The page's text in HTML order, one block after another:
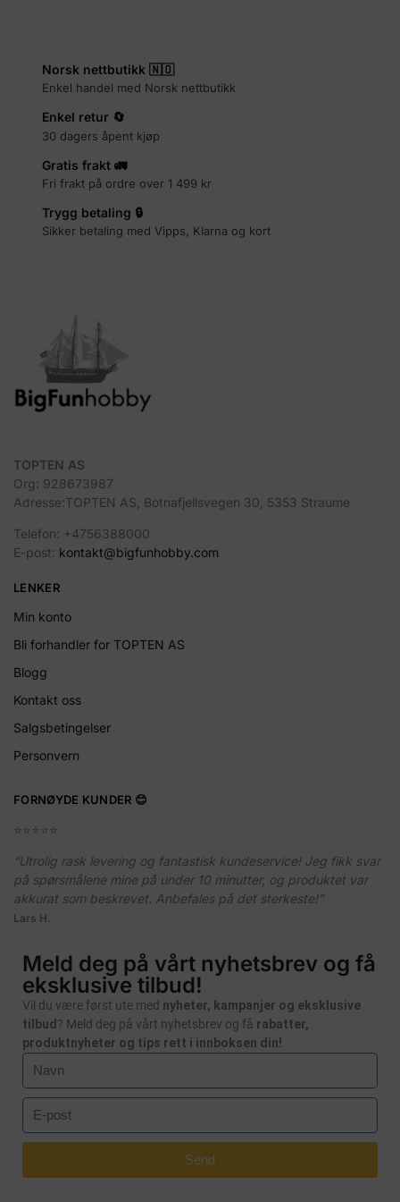
Norsk nettbutikk 🇳🇴
Enkel handel med Norsk nettbutikk
Enkel retur 🔄
30 dagers åpent kjøp
Gratis frakt 🚛
Fri frakt på ordre over 1 499 kr
Trygg betaling 🔒
Sikker betaling med Vipps, Klarna og kort
TOPTEN AS
Org: 928673987
Adresse:TOPTEN AS, Botnafjellsvegen 30, 5353 Straume
Telefon: +4756388000
E-post: kontakt@bigfunhobby.com
LENKER
Min konto
Bli forhandler for TOPTEN AS
Blogg
Kontakt oss
Salgsbetingelser
Personvern
FORNØYDE KUNDER 😊
⭐️⭐️⭐️⭐️⭐️
“Utrolig rask levering og fantastisk kundeservice! Jeg fikk svar
på spørsmålene mine på under 10 minutter, og produktet var
akkurat som beskrevet. Anbefales på det sterkeste!”
Lars H.
Meld deg på vårt nyhetsbrev og få
eksklusive tilbud!
Vil du være først ute med nyheter, kampanjer og eksklusive
tilbud ? Meld deg på vårt nyhetsbrev og få rabatter,
produktnyheter og tips rett i innboksen din!
Send